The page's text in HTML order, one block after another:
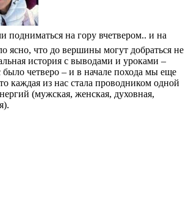
на гору вчетвером.. и на
ясно, что до вершины могут добраться не
история с выводами и уроками –
четверо – и в начале похода мы еще
каждая из нас стала проводником одной
(мужская, женская, духовная,